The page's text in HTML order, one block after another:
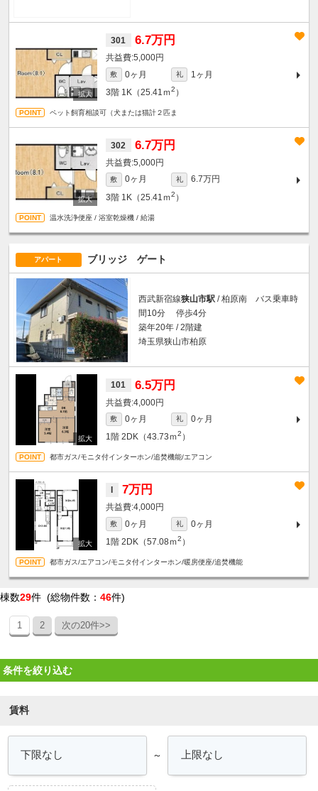
301 6.7万円
5,000円
敷 0ヶ月 礼
1ヶ月
3階 1K（25.41ｍ2 ）
ペット飼育相談可（犬または猫計２匹ま
302 6.7万円
5,000円
敷 0ヶ月 礼
6.7万円
3階 1K（25.41ｍ2 ）
温水洗浄便座 / 浴室乾燥機 / 給湯
アパート ブリッジ ゲート
西武新宿線狭山市駅 / 柏原南 バス乗車時
間10分 停歩4分
築年20年 / 2階建
埼玉県狭山市柏原
101 6.5万円
4,000円
敷 0ヶ月 礼
0ヶ月
1階 2DK（43.73ｍ2 ）
都市ガス/モニタ付インターホン/追焚機能/エアコン
7万円
4,000円
敷 0ヶ月 礼
0ヶ月
1階 2DK（57.08ｍ2 ）
都市ガス/エアコン/モニタ付インターホン/暖房便座/追焚機能
棟数29件 (総物件数： 46件)
1 2 次の20件>>
条件を絞り込む
賃料
～